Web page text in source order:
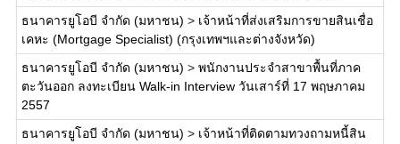
ธนาคารยูโอบี จำกัด (มหาชน) > เจ้าหน้าที่ส่งเสริมการขายสินเชื่อ
เคหะ (Mortgage Specialist) (กรุงเทพฯและต่างจังหวัด)
ธนาคารยูโอบี จำกัด (มหาชน) > พนักงานประจำสาขาพื้นที่ภาค
ตะวันออก ลงทะเบียน Walk-in Interview วันเสาร์ที่ 17 พฤษภาคม
2557
ธนาคารยูโอบี จำกัด (มหาชน) > เจ้าหน้าที่ติดตามทวงถามหนี้สิน